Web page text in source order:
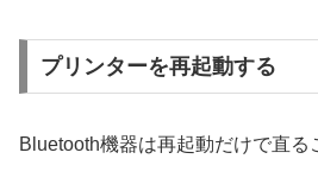
プリンターを再起動する
Bluetooth機器は再起動だけで直る